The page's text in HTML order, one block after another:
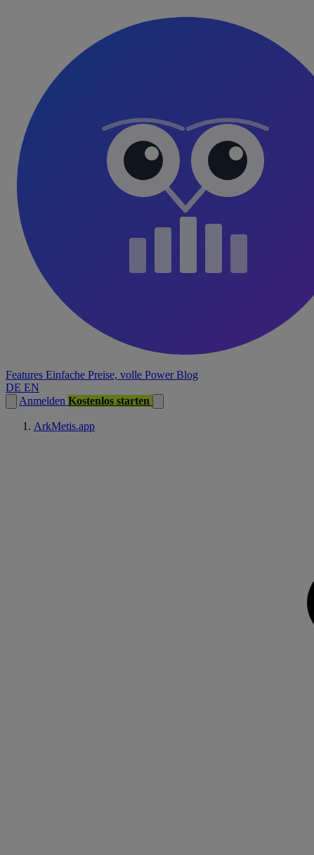
Features Einfache Preise, volle PowerBlog
DE EN
Anmelden Kostenlos starten
ArkMetis.app